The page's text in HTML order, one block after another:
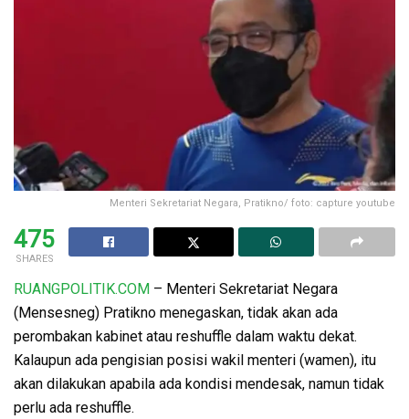
Menteri Sekretariat Negara, Pratikno/ foto: capture youtube
475
SHARES
RUANGPOLITIK.COM – Menteri Sekretariat Negara
(Mensesneg) Pratikno menegaskan, tidak akan ada
perombakan kabinet atau reshuffle dalam waktu dekat.
Kalaupun ada pengisian posisi wakil menteri (wamen), itu
akan dilakukan apabila ada kondisi mendesak, namun tidak
perlu ada reshuffle.